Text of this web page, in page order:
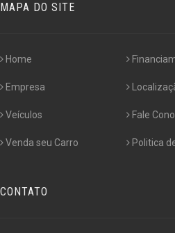
MAPA DO SITE
Home
Empresa
Veículos
Venda seu Carro
Fale
Politica
CONTATO